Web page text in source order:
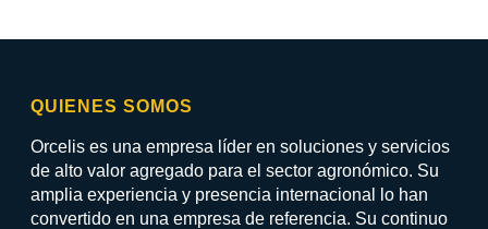
QUIENES SOMOS
Orcelis es una empresa líder en soluciones y servicios
de alto valor agregado para el sector agronómico. Su
amplia experiencia y presencia internacional lo han
convertido en una empresa de referencia. Su continuo